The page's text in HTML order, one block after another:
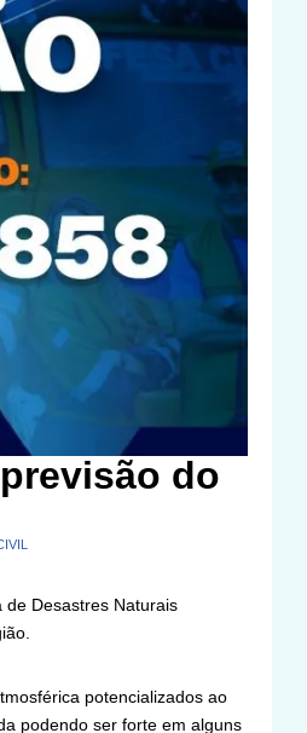
do
de Desastres Naturais
potencializados ao
podendo ser forte em alguns